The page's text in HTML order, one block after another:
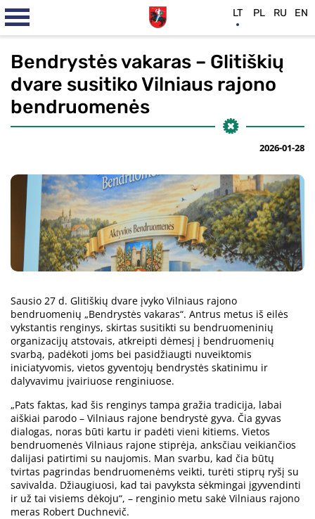
Bendrystės vakaras – Glitiškių
dvare susitiko Vilniaus rajono
bendruomenės
2026-01-28
Sausio 27 d. Glitiškių dvare įvyko Vilniaus rajono
bendruomenių „Bendrystės vakaras“. Antrus metus iš eilės
vykstantis renginys, skirtas susitikti su bendruomeninių
organizacijų atstovais, atkreipti dėmesį į bendruomenių
svarbą, padėkoti joms bei pasidžiaugti nuveiktomis
iniciatyvomis, vietos gyventojų bendrystės skatinimu ir
dalyvavimu įvairiuose renginiuose.
„Pats faktas, kad šis renginys tampa gražia tradicija, labai
aiškiai parodo – Vilniaus rajone bendrystė gyva. Čia gyvas
dialogas, noras būti kartu ir padėti vieni kitiems. Vietos
bendruomenės Vilniaus rajone stiprėja, anksčiau veikiančios
dalijasi patirtimi su naujomis. Man svarbu, kad čia būtų
tvirtas pagrindas bendruomenėms veikti, turėti stiprų ryšį su
savivalda. Džiaugiuosi, kad tai pavyksta sėkmingai įgyvendinti
ir už tai visiems dėkoju“, – renginio metu sakė Vilniaus rajono
meras Robert Duchnevič.
LT PL RU EN